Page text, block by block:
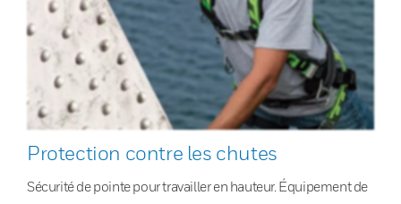
Protection contre les chutes
Sécurité de pointe pour travailler en hauteur. Équipement de